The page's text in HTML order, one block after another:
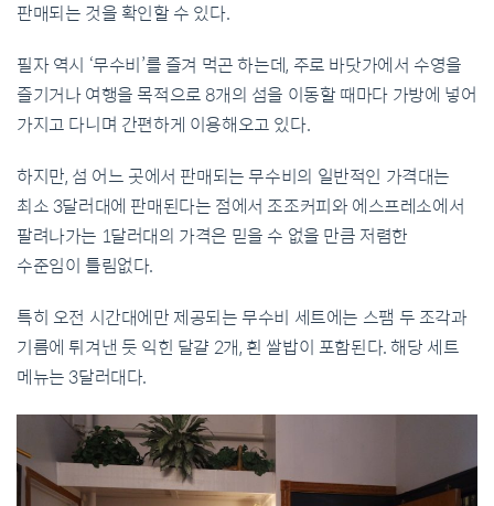
판매되는 것을 확인할 수 있다.
필자 역시 ‘무수비 ’를즐겨 먹곤 하는데, 주로 바닷가에서 수영을
즐기거나 여행을 목적으로 8개의 섬을 이동할 때마다 가방에 넣어
가지고 다니며 간편하게 이용해오고 있다.
하지만, 섬 어느 곳에서 판매되는 무수비의 일반적인 가격대는
최소3달러대에 판매된다는 점에서 조조커피와 에스프레소에서
팔려나가는 1달러대의 가격은 믿을 수 없을 만큼 저렴한
수준임이 틀림없다.
특히 오전 시간대에만 제공되는 무수비 세트에는 스팸 두 조각과
기름에 튀겨낸 듯 익힌 달걀 2개, 흰 쌀밥이 포함된다.해당 세트
메뉴는3달러대다.